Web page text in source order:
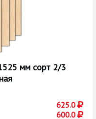
мм сорт 2/3
625.0
600.0